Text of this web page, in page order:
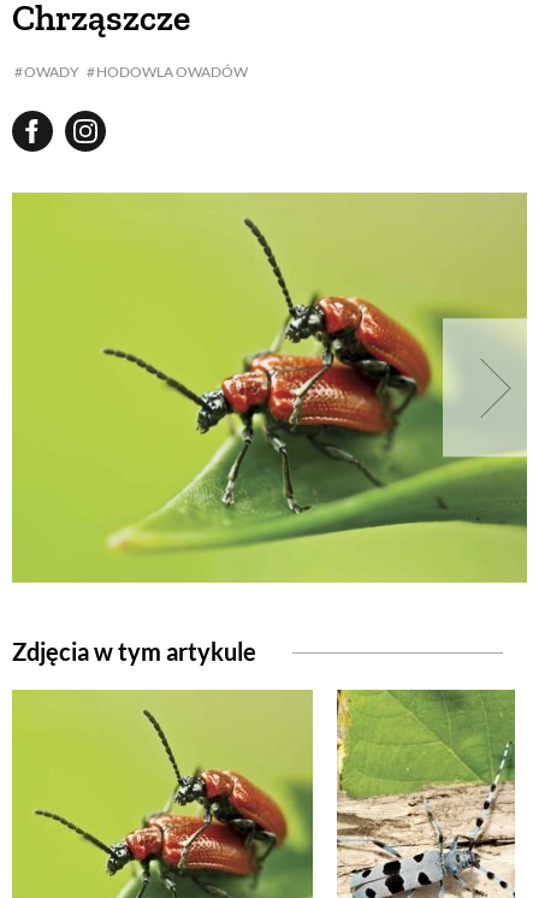
Chrząszcze
OWADY HODOWLA OWADÓW
Zdjęcia w tym artykule
BUDUJEMY DOM
WARZYWA I OWOCE
ROŚLINY OGRODOWE
PORADY
ZIELEŃ W DOMU
PROJEKTOWANIE OGRODU
NATURALNA APTECZKA
DLA DOMU